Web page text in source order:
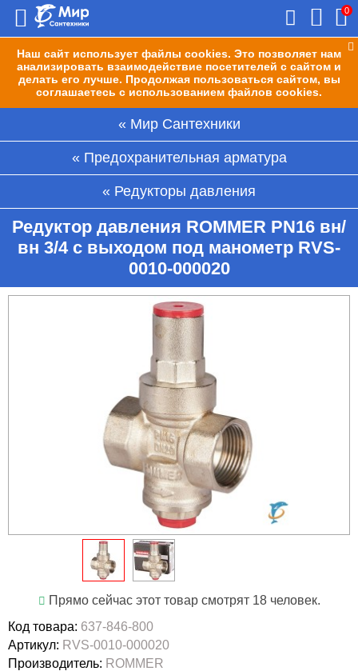
Наш сайт использует файлы cookies. Это позволяет нам
анализировать взаимодействие посетителей с сайтом и
делать его лучше. Продолжая пользоваться сайтом, вы
соглашаетесь с использованием файлов cookies.
0
Мир Сантехники
Предохранительная арматура
Редукторы давления
Редуктор давления ROMMER PN16 вн/
вн 3/4 с выходом под манометр RVS-
0010-000020
Прямо сейчас этот товар смотрят 18 человек.
Код товара: 637-846-800
Артикул: RVS-0010-000020
Производитель: ROMMER